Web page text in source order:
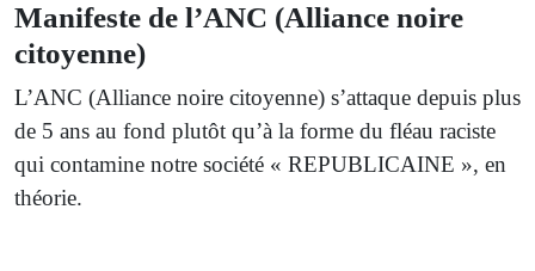
Manifeste de l’ANC (Alliance noire
citoyenne)
L’ANC (Alliance noire citoyenne) s’attaque depuis plus
de 5 ans au fond plutôt qu’à la forme du fléau raciste
qui contamine notre société « REPUBLICAINE », en
théorie.